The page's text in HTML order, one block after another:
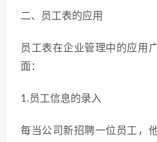
二、员工表的应用
员工表在企业管理中的应用
面：
1.员工信息的录入
每当公司新招聘一位员工，